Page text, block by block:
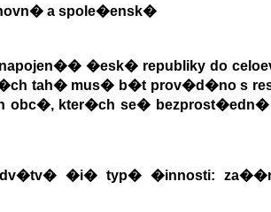
a spole�ensk�
� �esk� republiky do
tah� mus� b�t prov�d�no s
obc�, kter�ch se�
�i�typ� �innosti: